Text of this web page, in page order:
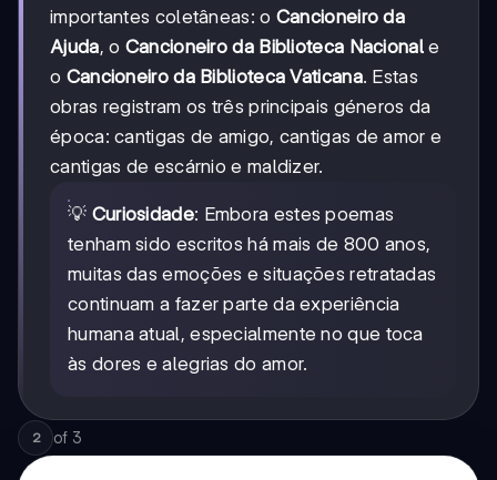
importantes coletâneas: o Cancioneiro da
Ajuda, o Cancioneiro da Biblioteca Nacionale
o Cancioneiro da Biblioteca Vaticana. Estas
obras registram os três principais géneros da
época: cantigas de amigo, cantigas de amor e
cantigas de escárnio e maldizer.
💡 Curiosidade: Embora estes poemas
tenham sido escritos há mais de 800 anos,
muitas das emoções e situações retratadas
continuam a fazer parte da experiência
humana atual, especialmente no que toca
às dores e alegrias do amor.
2 of 3